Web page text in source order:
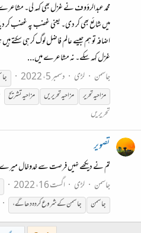
محمد عبدالرؤوف نے غزل بھی کہہ لی۔
میں شائع بھی کر دی۔ یعنی غضب پہ غضب کر
اضافہ تو ہم جیسے عالم فاضل لوگ کر ہی سکتے
غزل کہہ سکے۔ نہ مشاعرے میں...
جاسمن
لڑی دسمبر 5، 2022
مزاحیہ تحریر
مزاحیہ تحریریں مزاحیہ تشریح
تحریریں
تصویر
تم نے دیکھے نہیں فرصت سے خدوخال میرے
جاسمن
لڑی اگست 16، 2022
جاسمن
جاسمنکےشروعکردہدھاگے،